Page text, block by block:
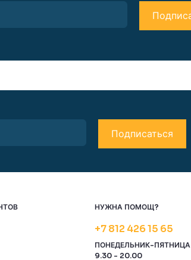
НУЖНА ПОМОЩ?
+7 812 426 15 65
ПОНЕДЕЛЬНИК-ПЯТНИЦА
9.30 - 20.00